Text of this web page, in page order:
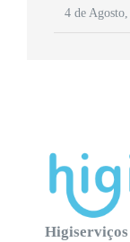
4 de
Higiserviços